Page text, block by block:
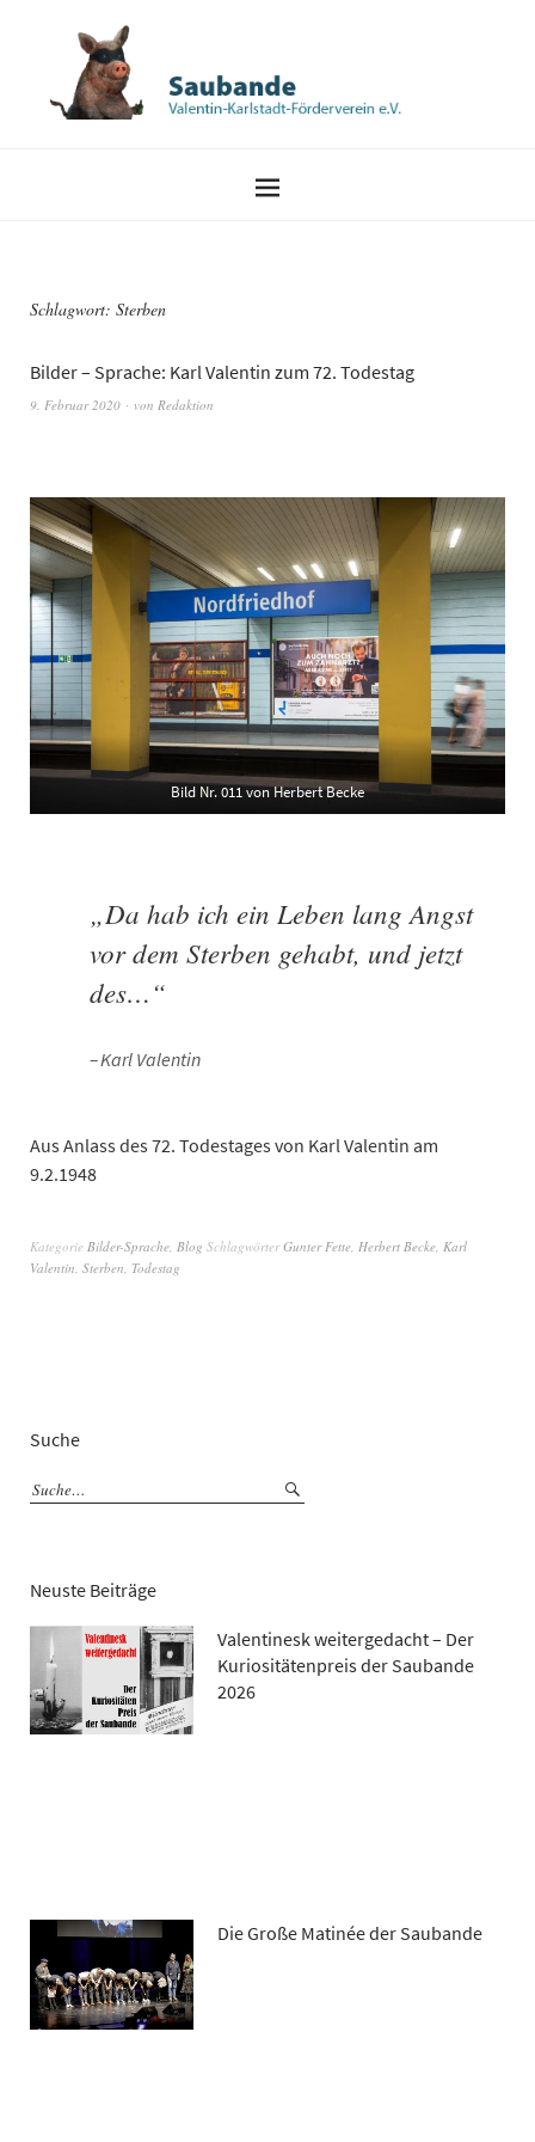
Schlagwort: Sterben
Bilder – Sprache: Karl Valentin zum 72. Todestag
9. Februar 2020 von Redaktion
Bild Nr. 011 von Herbert Becke
„Da hab ich ein Leben lang Angst
vor dem Sterben gehabt, und jetzt
des…“
Karl Valentin
Aus Anlass des 72. Todestages von Karl Valentin am
9.2.1948
Kategorie Bilder-Sprache Blog SchlagwörterGunter Fette Herbert Becke Karl
Valentin Sterben Todestag
Suche
Neuste Beiträge
Valentinesk weitergedacht – Der
Kuriositätenpreis der Saubande
2026
Die Große Matinée der Saubande